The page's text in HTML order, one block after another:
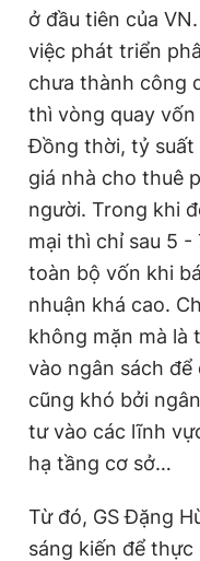
ở đầu tiên của
việc phát triển
chưa thành công
thì vòng quay
Đồng thời, tỷ suất
giá nhà cho thuê
người. Trong khi
mại thì chỉ sau 5
toàn bộ vốn khi
nhuận khá cao.
không mặn mà là
vào ngân sách
cũng khó bởi
tư vào các lĩnh
hạ tầng cơ sở…
Từ đó, GS Đặng
sáng kiến để